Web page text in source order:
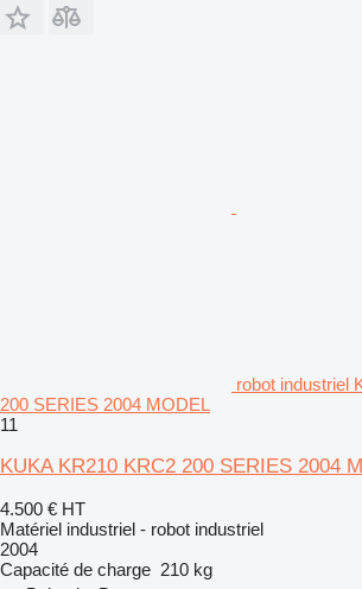
robot industriel
200 SERIES 2004 MODEL
11
KUKA KR210 KRC2 200 SERIES 2004
4.500 € HT
Matériel industriel - robot industriel
2004
Capacité de charge 210 kg